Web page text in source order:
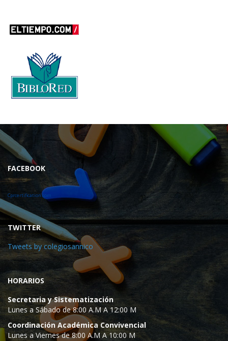
FACEBOOK
Cprcertification.com
TWITTER
Tweets by colegiosannico
HORARIOS
Secretaria y Sistematización
Lunes a Sábado de 8:00 A.M A 12:00 M
Coordinación Académica Convivencial
Lunes a Viernes de 8:00 A.M A 10:00 M